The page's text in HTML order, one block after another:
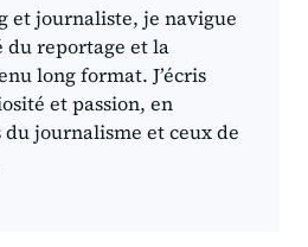
et journaliste, je navigue
du reportage et la
long format. J’écris
et passion, en
du journalisme et ceux de